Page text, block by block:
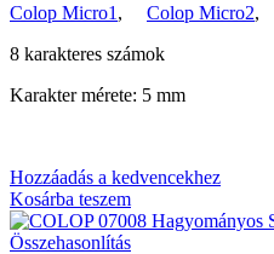
Colop Micro1 , Colop Micro2
8 karakteres számok
Karakter mérete: 5 mm
Hozzáadás a kedvencekhez
Kosárba teszem
Összehasonlítás